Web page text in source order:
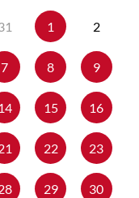
1 2
7 8 9
15 16
22 23
29 30